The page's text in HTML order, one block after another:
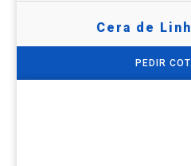
Cera de
PEDIR